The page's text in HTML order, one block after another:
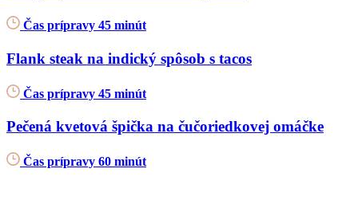
Čas prípravy 45 minút
Flank steak na indický spôsob s tacos
Čas prípravy 45 minút
Pečená kvetová špička na čučoriedkovej omáčke
Čas prípravy 60 minút